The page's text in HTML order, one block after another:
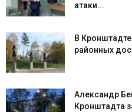
атаки...
В
районных
Александр
Кронштадта